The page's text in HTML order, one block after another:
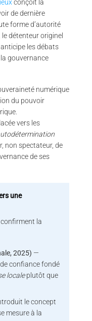
conçoit la
de dernière
forme d’autorité
détenteur originel
les débats
gouvernance
numérique
du pouvoir
vers les
non spectateur, de
de ses
une
la
2025) —
confiance fondé
localeplutôt que
le concept
mesure à la